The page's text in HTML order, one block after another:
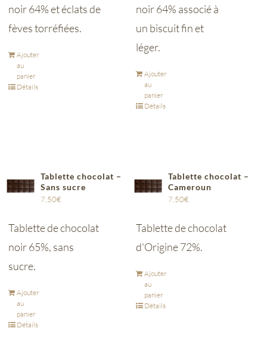
noir 64% et éclats de
fèves torréfiées.
Ajouter
au
panier
Détails
noir 64% associé à
un biscuit fin et
léger.
Ajouter
au
panier
Détails
Tablette chocolat –
Sans sucre
7,50€
Tablette de chocolat
noir 65%, sans
sucre.
Ajouter
au
panier
Détails
Tablette chocolat –
Cameroun
7,50€
Tablette de chocolat
d'Origine 72%.
Ajouter
au
panier
Détails